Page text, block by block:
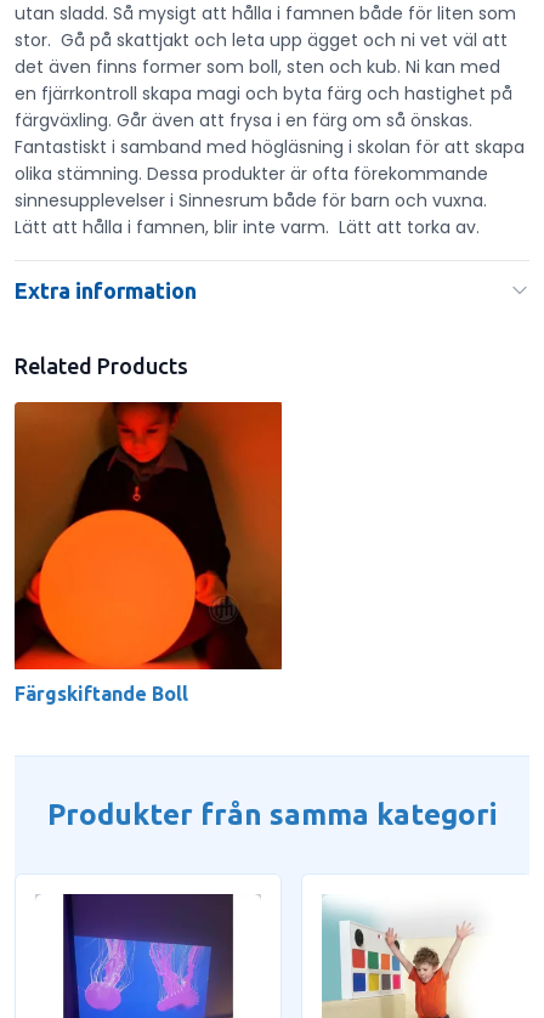
utan sladd. Så mysigt att hålla i famnen både för liten som
stor. Gå på skattjakt och leta upp ägget och ni vet väl att
det även finns former som boll, sten och kub. Ni kan med
en fjärrkontroll skapa magi och byta färg och hastighet på
färgväxling. Går även att frysa i en färg om så önskas.
Fantastiskt i samband med högläsning i skolan för att skapa
olika stämning. Dessa produkter är ofta förekommande
sinnesupplevelser i Sinnesrum både för barn och vuxna.
Lätt att hålla i famnen, blir inte varm. Lätt att torka av.
Extra information
Related Products
Färgskiftande Boll
Produkter från samma kategori